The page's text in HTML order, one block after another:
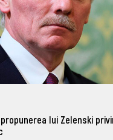
lui Zelenski